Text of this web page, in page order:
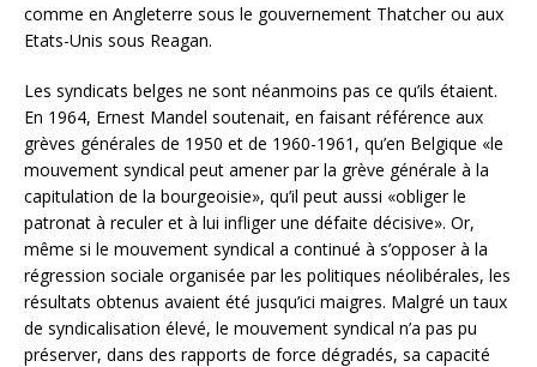
comme en Angleterre sous le gouvernement Thatcher ou aux
Etats-Unis sous Reagan.
Les syndicats belges ne sont néanmoins pas ce qu’ils étaient.
En 1964, Ernest Mandel soutenait, en faisant référence aux
grèves générales de 1950 et de 1960-1961, qu’en Belgique «le
mouvement syndical peut amener par la grève générale à la
capitulation de la bourgeoisie», qu’il peut aussi «obliger le
patronat à reculer et à lui infliger une défaite décisive». Or,
même si le mouvement syndical a continué à s’opposer à la
régression sociale organisée par les politiques néolibérales, les
résultats obtenus avaient été jusqu’ici maigres. Malgré un taux
de syndicalisation élevé, le mouvement syndical n’a pas pu
préserver, dans des rapports de force dégradés, sa capacité